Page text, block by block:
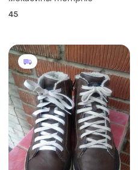
45